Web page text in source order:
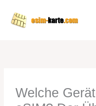
Inhalt
Welche